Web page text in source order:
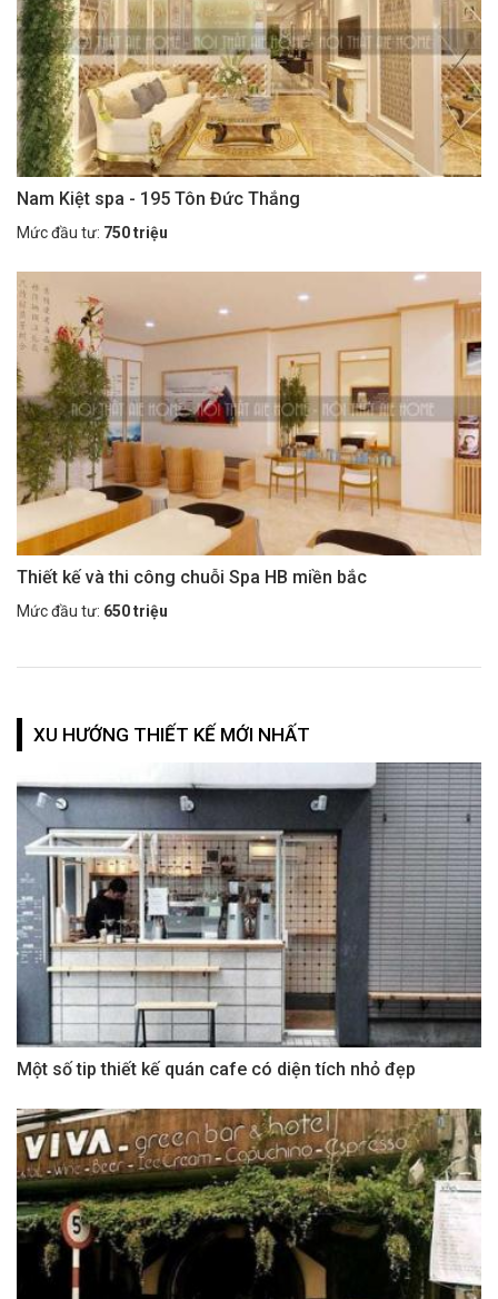
Nam Kiệt spa - 195 Tôn Đức Thắng
Mức đầu tư: 750 triệu
Thiết kế và thi công chuỗi Spa HB miền bắc
Mức đầu tư: 650 triệu
XU HƯỚNG THIẾT KẾ MỚI NHẤT
Một số tip thiết kế quán cafe có diện tích nhỏ đẹp